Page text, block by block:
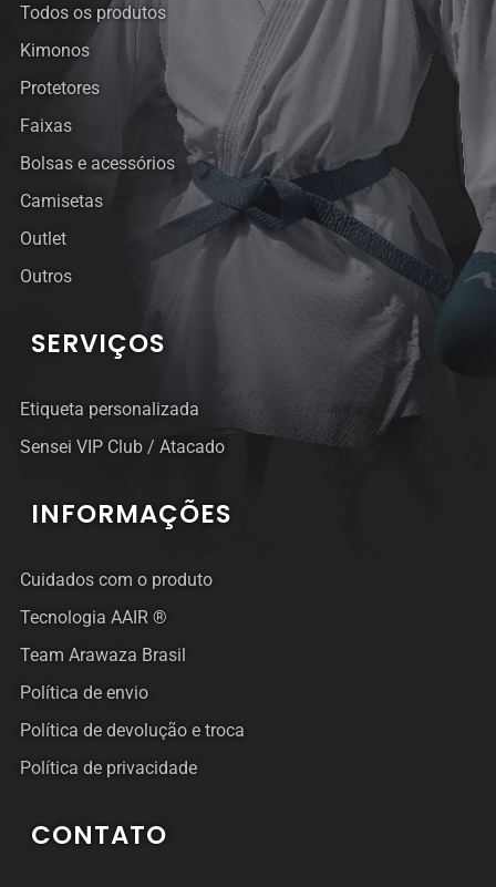
Todos os produtos
Kimonos
Protetores
Faixas
Bolsas e acessórios
Camisetas
Outlet
Outros
SERVIÇOS
Etiqueta personalizada
Sensei VIP Club / Atacado
INFORMAÇÕES
Cuidados com o produto
Tecnologia AAIR ®
Team Arawaza Brasil
Política de envio
Política de devolução e troca
Política de privacidade
CONTATO